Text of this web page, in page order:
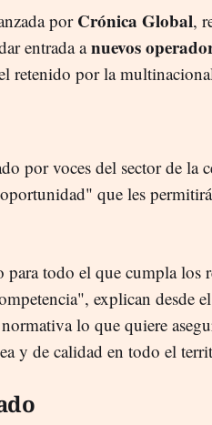
por Crónica Global,
entrada anuevos
retenido por la
por voces del sector de la
que les
para todo el que cumpla los
explican desde
lo que quiere
y de calidad en todo el